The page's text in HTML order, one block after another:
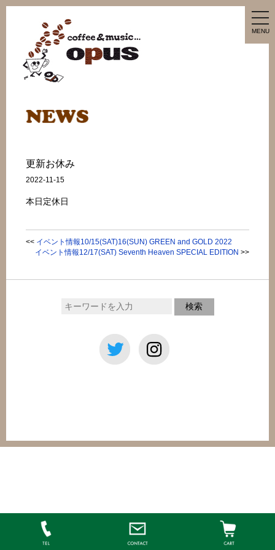
MENU
更新お休み
2022-11-15
本日定休日
<< イベント情報10/15(SAT)16(SUN) GREEN and GOLD 2022
イベント情報12/17(SAT) Seventh Heaven SPECIAL EDITION >>